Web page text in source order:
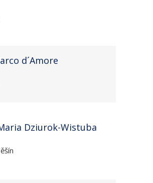
d´Amore
Dziurok-Wistuba